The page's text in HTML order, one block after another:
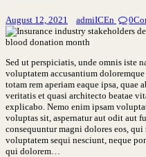
August 12, 2021 admiICEn 0
Sed ut perspiciatis, unde omnis iste
voluptatem accusantium
totam rem aperiam eaque ipsa, quae
veritatis et quasi architecto beatae
explicabo. Nemo enim ipsam
voluptas sit, aspernatur aut odit aut
consequuntur magni dolores eos, qui
voluptatem sequi nesciunt, neque
qui dolorem…